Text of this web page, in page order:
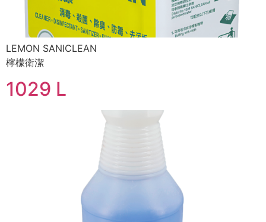
LEMON SANICLEAN
檸檬衛潔
1029 L